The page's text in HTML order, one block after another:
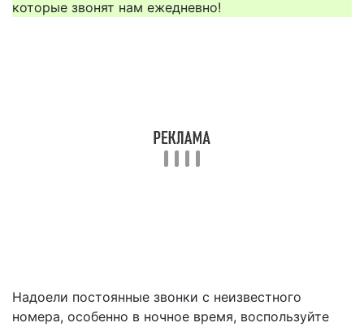
которые звонят нам ежедневно!
Надоели постоянные звонки с неизвестного
номера, особенно в ночное время, воспользуйте